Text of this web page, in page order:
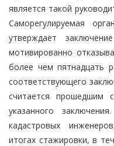
является такой
Саморегулируемая
утверждает
мотивированно
более чем пятнадцать
соответствующего
считается прошедшим
указанного
кадастровых
итогах стажировки, в